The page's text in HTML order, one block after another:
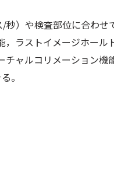
）や検査部位に合わせ
ラストイメージホール
ャルコリメーション機
。